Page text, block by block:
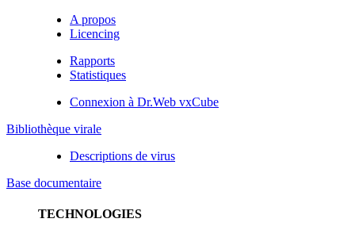
A propos
Licencing
Rapports
Statistiques
Connexion à Dr.Web vxCube
Bibliothèque virale
Descriptions de virus
Base documentaire
TECHNOLOGIES